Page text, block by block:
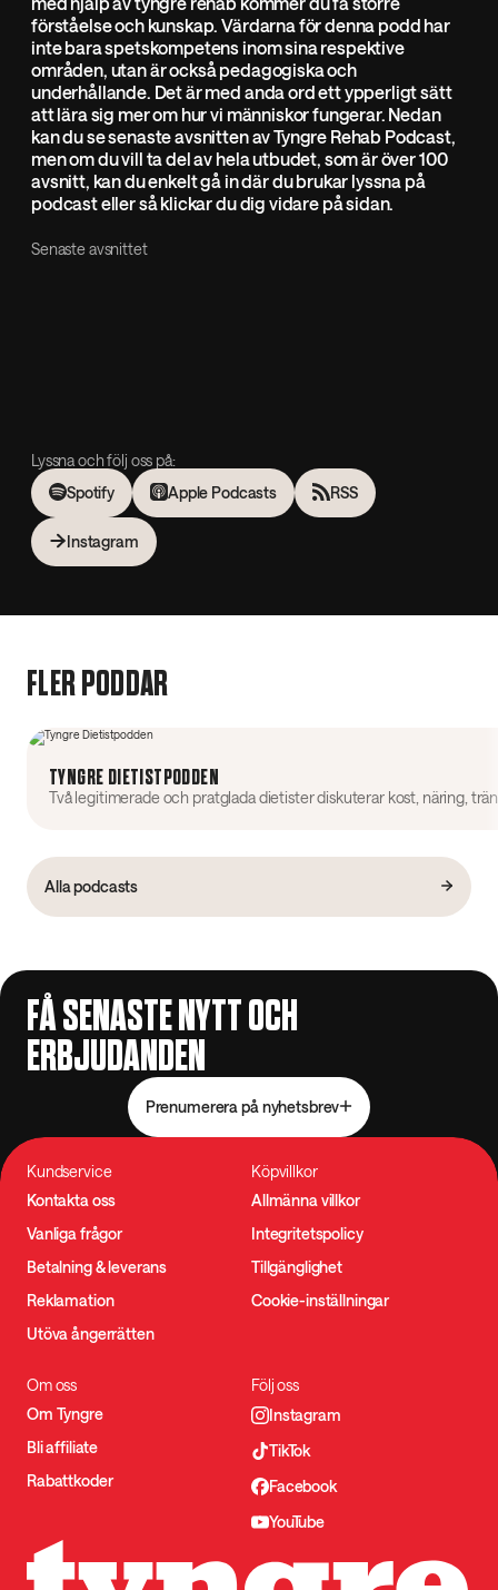
förståelse och kunskap. Värdarna för denna podd har
inte bara spetskompetens inom sina respektive
områden, utan är också pedagogiska och
underhållande. Det är med anda ord ett ypperligt sätt
att lära sig mer om hur vi människor fungerar. Nedan
kan du se senaste avsnitten av Tyngre Rehab Podcast,
men om du vill ta del av hela utbudet, som är över 100
avsnitt, kan du enkelt gå in där du brukar lyssna på
podcast eller så klickar du dig vidare på sidan.
Senaste avsnittet
Lyssna och följ oss på:
Spotify
Apple Podcasts RSS
Instagram
FLER PODDAR
TYNGRE DIETISTPODDEN
Alla podcasts
FÅ SENASTE NYTT OCH
ERBJUDANDEN
Prenumerera på nyhetsbrev
Kundservice
Kontakta oss
Vanliga frågor
Betalning & leverans
Reklamation
Utöva ångerrätten
Köpvillkor
Allmänna villkor
Integritetspolicy
Tillgänglighet
Cookie-inställningar
Om oss
Om Tyngre
Bli affiliate
Rabattkoder
Följ oss
Instagram
TikTok
Facebook
YouTube